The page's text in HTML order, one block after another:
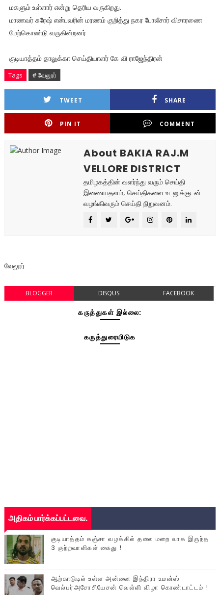
மகளும் உள்ளார் என்று தெரிய வருகிறது.
மாணவர் சுரேஷ் என்பவரின் மரணம் குறித்து நகர போலீசார் விசாரணை
மேற்கொண்டு வருகின்றனர்
குடியாத்தம் தாலுக்கா செய்தியாளர் கே வி ராஜேந்திரன்
Tags # வேலூர்
TWEET SHARE
PIN IT COMMENT
About BAKIA RAJ.M
VELLORE DISTRICT
தமிழகத்தின் வளர்ந்து வரும் செய்தி
இணையதளம், செய்திகளை உடனுக்குடன்
வழங்கிவரும் செய்தி நிறுவனம்.
வேலூர்
BLOGGER DISQUS FACEBOOK
கருத்துகள் இல்லை:
கருத்துரையிடுக
அதிகம் பார்க்கப்பட்டவை.
குடியாத்தம் கஞ்சா வழக்கில் தலை மறை வாக இருந்த
3 குற்றவாளிகள் கைது !
ஆற்காடுடில் உள்ள அன்னை இந்திரா உமன்ஸ்
வெல்பர்அசோசியேசன் வெள்ளி விழா கொண்டாட்டம் !